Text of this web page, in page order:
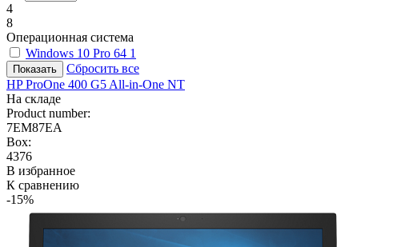
4
8
Операционная система
Windows 10 Pro 64 1
Сбросить все
HP ProOne 400 G5 All-in-One NT
На складе
Product number:
7EM87EA
Box:
4376
В избранное
К сравнению
-15%